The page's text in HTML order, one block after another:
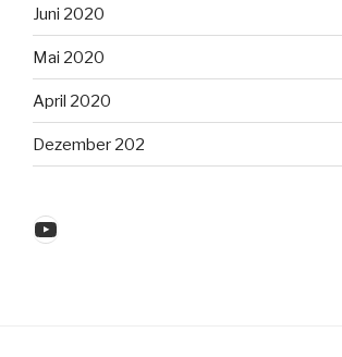
Juni 2020
Mai 2020
April 2020
Dezember 202
YouTube